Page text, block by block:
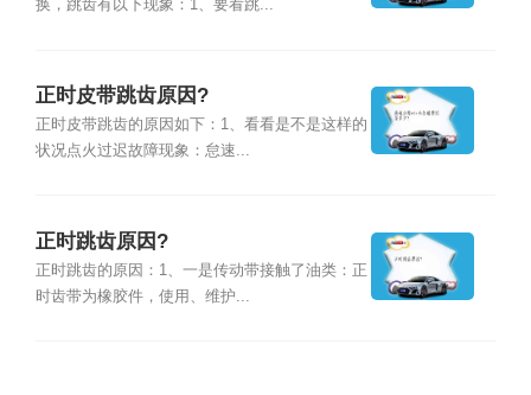
换，跳齿有以下现象：1、要看跳...
正时皮带跳齿原因?
正时皮带跳齿的原因如下：1、看看是不是这样的
状况点火过迟故障现象：怠速...
正时跳齿原因?
正时跳齿的原因：1、一是传动带接触了油类：正
时齿带为橡胶件，使用、维护...